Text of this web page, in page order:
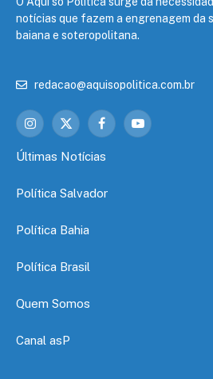
notícias que fazem a engrenagem da
baiana e soteropolitana.
redacao@aquisopolitica.com.br
Instagram
X
FacebookYouTube
Últimas Notícias
Política Salvador
Política Bahia
Política Brasil
Quem Somos
Canal asP